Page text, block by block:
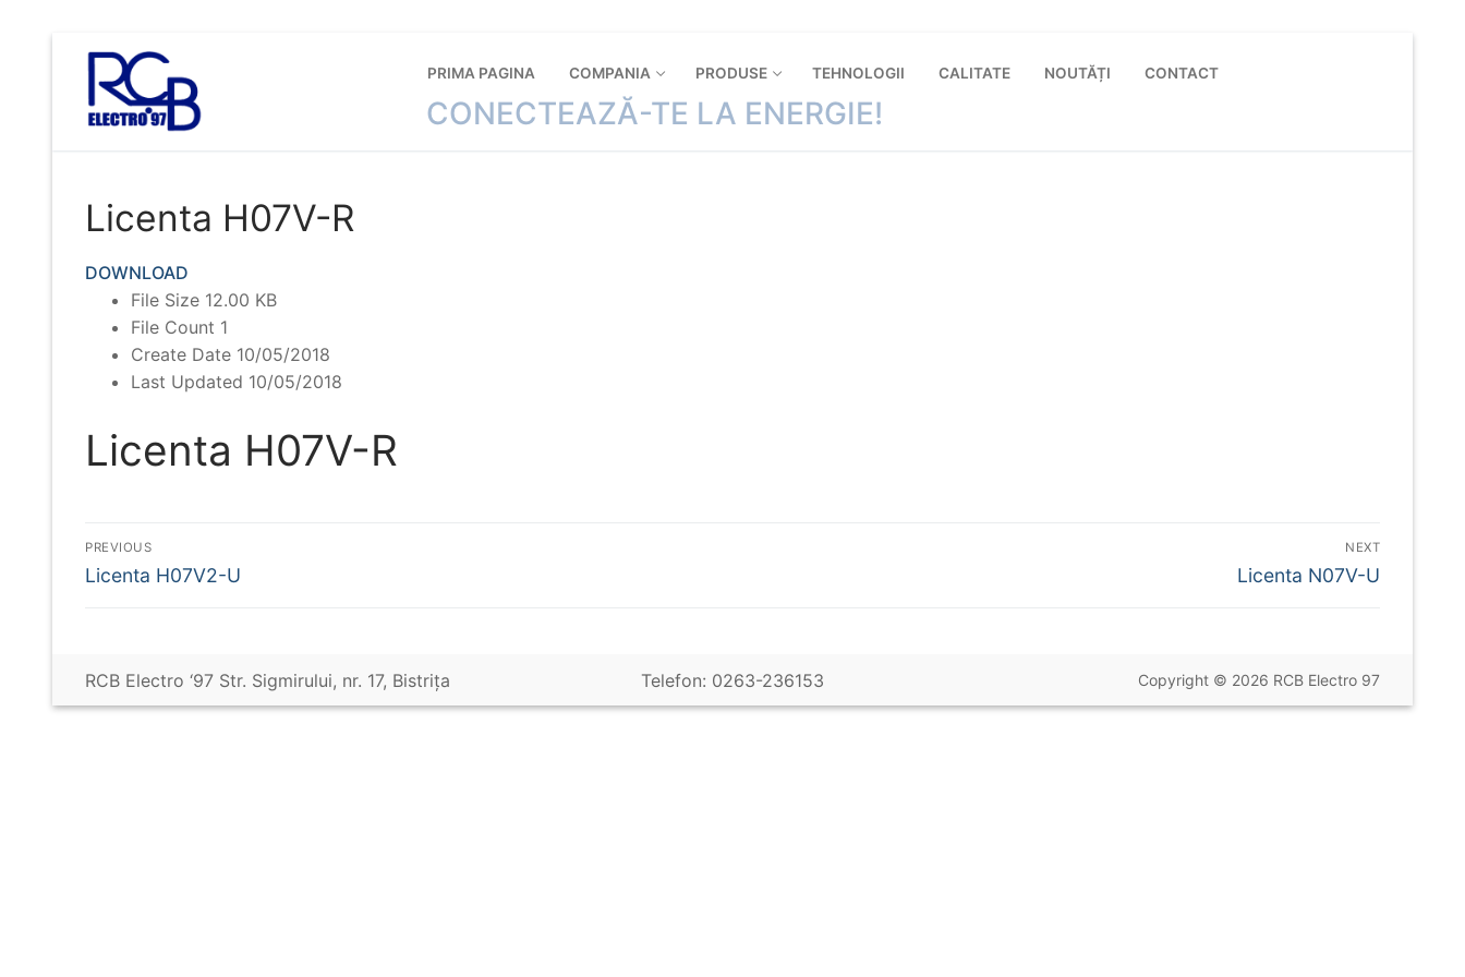
conținut
PRIMA PAGINA COMPANIA PRODUSE TEHNOLOGII CALITATE NOUTĂȚI CONTACT
CONECTEAZĂ-TE LA ENERGIE!
Licenta H07V-R
DOWNLOAD
File Size 12.00 KB
File Count 1
Create Date 10/05/2018
Last Updated 10/05/2018
Licenta H07V-R
Navigare
în
PREVIOUS
Previous
Licenta H07V2-U
NEXT
Next
Licenta N07V-U
RCB Electro ‘97 Str. Sigmirului, nr. 17, Bistriţa Telefon: 0263-236153 Copyright © 2026 RCB Electro 97